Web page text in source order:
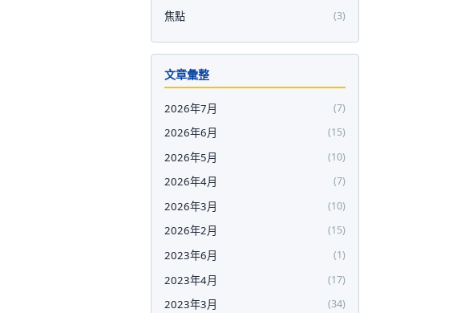
焦點 (3)
文章彙整
2026年7月 (7)
2026年6月 (15)
2026年5月 (10)
2026年4月 (7)
2026年3月 (10)
2026年2月 (15)
2023年6月 (1)
2023年4月 (17)
2023年3月 (34)